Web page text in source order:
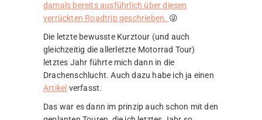
damals bereits ausführlich über diesen
verrückten Roadtrip geschrieben. 😜
Die letzte bewusste Kurztour (und auch
gleichzeitig die allerletzte Motorrad Tour)
letztes Jahr führte mich dann in die
Drachenschlucht. Auch dazu habe ich ja einen
Artikel verfasst.
Das war es dann im prinzip auch schon mit den